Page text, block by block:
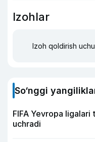
Izohlar
Izoh qoldirish
So‘nggi
FIFA Yevropa
uchradi